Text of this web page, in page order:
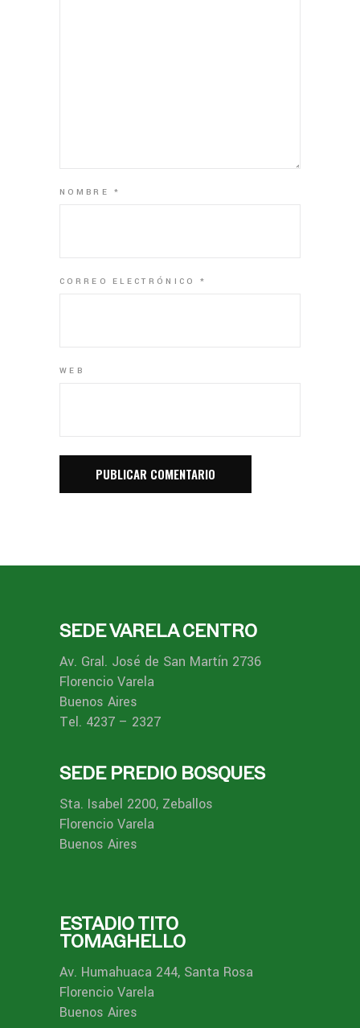
NOMBRE*
CORREO ELECTRÓNICO *
WEB
SEDE VARELA CENTRO
Av. Gral. José de San Martín 2736
Florencio Varela
Buenos Aires
Tel. 4237 – 2327
SEDE PREDIO BOSQUES
Sta. Isabel 2200, Zeballos
Florencio Varela
Buenos Aires
ESTADIO TITO
TOMAGHELLO
Av. Humahuaca 244, Santa Rosa
Florencio Varela
Buenos Aires